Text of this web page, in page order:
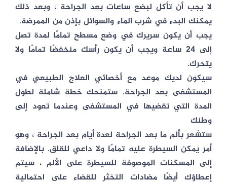
لا يجب أن تأكل لبضع ساعات بعد الجراحة ، وبعد ذلك
يمكنك البدء في شرب الماء والسوائل بإذن من الممرضة.
يجب أن يكون سريرك في وضع مسطح تمامًا لمدة تصل
إلى 24 ساعة ويجب أن يكون رأسك منخفضًا تمامًا ولا
يتحرك.
سيكون لديك موعد مع أخصائي العلاج الطبيعي في
المستشفى بعد الجراحة. ستمنحك خطة شاملة لطول
المدة التي تقضيها في المستشفى وعندما تعود إلى
وطنك
ستشعر بألم ما بعد الجراحة لعدة أيام بعد الجراحة ، وهو
أمر يمكن السيطرة عليه تمامًا ولا داعي للقلق. بالإضافة
إلى المسكنات الموصوفة للسيطرة على الألم ، سيتم
إعطاؤك أيضًا مضادات التخثر للقضاء على احتمالية